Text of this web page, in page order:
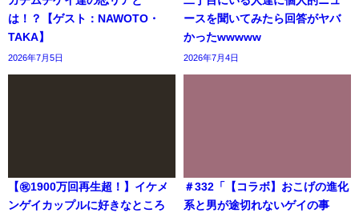
は！？【ゲスト：NAWOTO・
TAKA】
2026年7月5日
ースを聞いてみたら回答がヤバ
かったwwwww
2026年7月4日
【㊗️1900万回再生超！】イケメ
ンゲイカップルに好きなところ
＃332「【コラボ】おこげの進化
系と男が途切れないゲイの事